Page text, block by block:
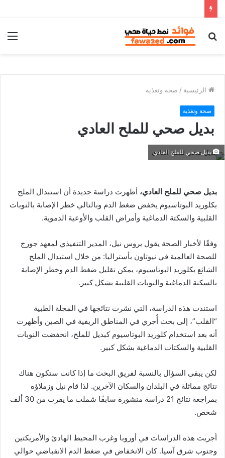
بحث
الرئيسية / صحة وتغذية
صحة وتغذية
بديل صحي للملح العادي
بديل صحي للملح العادي
بديل صحي للملح العادي، أظهرت دراسة جديدة أن استبدال الملح
بكلوريد البوتاسيوم يخفض ضغط الدم وبالتالي خطر الإصابة بالنوبات
القلبية والسكتة الدماغية وأمراض القلب والأوعية الدموية.
وفقًا لأخبار الصحة يقول بروس نيل، المدير التنفيذي لمعهد جورج
للصحة العالمية في نيوتاون بأستراليا: من خلال استبدال الملح
الشائع بكلوريد البوتاسيوم، يمكن تقليل ضغط الدم وخطر الإصابة
بالسكتة الدماغية والنوبات القلبية بشكل كبير.
استندت هذه الدراسة، التي نشرت نتائجها في المجلة الطبية
“القلب”، إلى بحث أُجري في المناطق الريفية في الصين وأظهرت
أنه بعد استخدام كلوريد البوتاسيوم كبديل للملح، انخفضت النوبات
القلبية والسكتات الدماغية بشكل كبير.
لكن يبقى السؤال بالنسبة لفريق البحث ما إذا كانت ستكون هناك
نتائج مماثلة في البلدان والسكان الآخرين. لذا قام نيل وزملاؤه
بمراجعة نتائج 21 دراسة منشورة سابقًا شملت ما يقرب من 30 ألف
شخص.
أجريت هذه الدراسات في أوروبا وغرب المحيط الهادئ والأمريكتين
وجنوب شرق آسيا. كان الانخفاض في ضغط الدم الانقباضي حوالي